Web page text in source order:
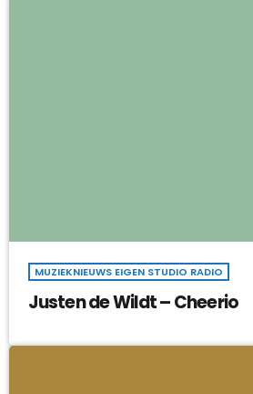
MUZIEKNIEUWS EIGEN STUDIO RADIO
Justen de Wildt – Cheerio